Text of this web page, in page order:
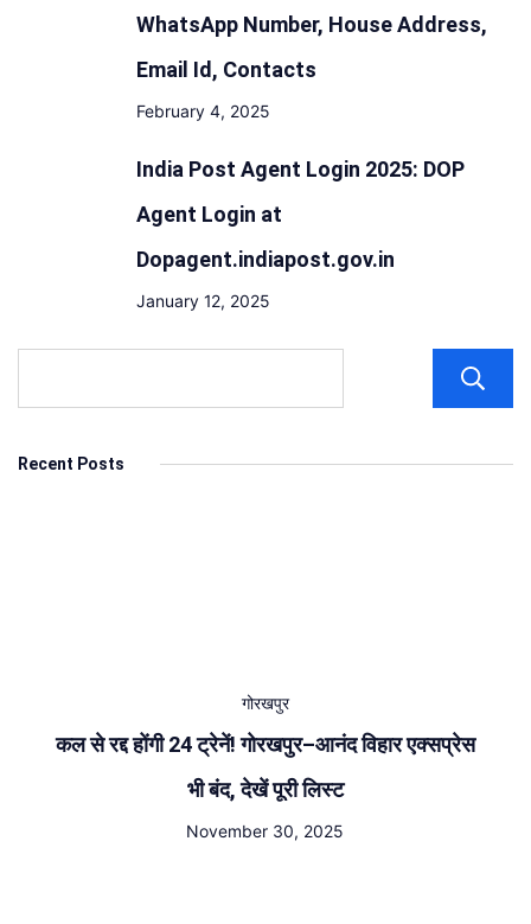
WhatsApp Number, House Address,
Email Id, Contacts
February 4, 2025
India Post Agent Login 2025: DOP
Agent Login at
Dopagent.indiapost.gov.in
January 12, 2025
Recent Posts
गोरखपुर
कल से रद्द होंगी 24 ट्रेनें! गोरखपुर–आनंद विहार एक्सप्रेस
भी बंद, देखें पूरी लिस्ट
November 30, 2025